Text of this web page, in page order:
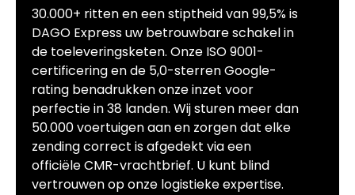
30.000+ ritten en een stiptheid van 99,5% is
DAGO Express uw betrouwbare schakel in
de toeleveringsketen. Onze ISO 9001-
certificering en de 5,0-sterren Google-
rating benadrukken onze inzet voor
perfectie in 38 landen. Wij sturen meer dan
50.000 voertuigen aan en zorgen dat elke
zending correct is afgedekt via een
officiële CMR-vrachtbrief. U kunt blind
vertrouwen op onze logistieke expertise.